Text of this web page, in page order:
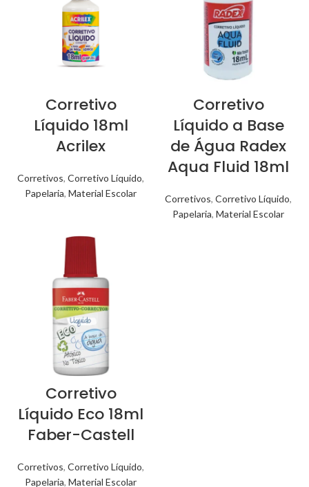
Corretivo
Líquido 18ml
Acrilex
Corretivos, Corretivo Líquido,
Papelaria, Material Escolar
Corretivo
Líquido a Base
de Água Radex
Aqua Fluid 18ml
Corretivos, Corretivo Líquido,
Papelaria, Material Escolar
Corretivo
Líquido Eco 18ml
Faber-Castell
Corretivos, Corretivo Líquido,
Papelaria, Material Escolar